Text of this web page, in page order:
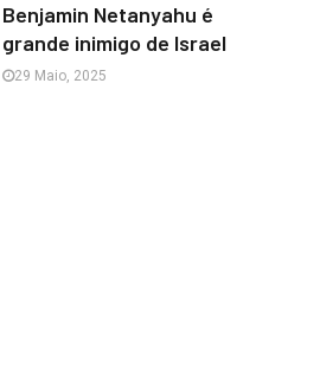
Benjamin Netanyahu é
grande inimigo de Israel
29 Maio, 2025